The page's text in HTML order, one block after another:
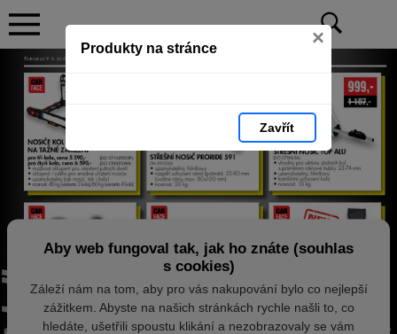
Produkty na stránce ×
Zavřít
Aby web fungoval tak, jak ho znáte (souhlas
s cookies)
Záleží nám na tom, aby pro vás nakupování bylo co nejlepší
zážitkem. Abyste na našich stránkách rychle našli to, co
hledáte, ušetřili spoustu klikání a nezobrazovaly se vám